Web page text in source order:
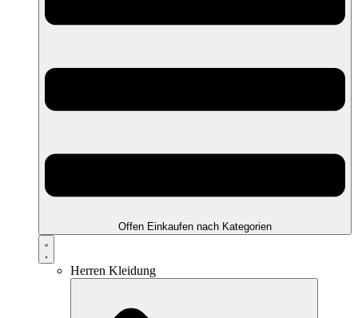
Offen Einkaufen nach Kategorien
Herren Kleidung